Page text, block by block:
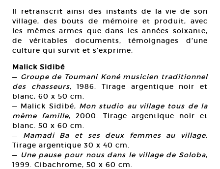
Il retranscrit ainsi des instants de la vie de son
village, des bouts de mémoire et produit, avec
les mêmes armes que dans les années soixante,
de véritables documents, témoignages d’une
culture qui survit et s’exprime.
Malick Sidibé
— Groupe de Toumani Koné musicien traditionnel
des chasseurs, 1986. Tirage argentique noir et
blanc, 60 x 50 cm.
— Malick Sidibé, Mon studio au village tous de la
même famille, 2000. Tirage argentique noir et
blanc. 50 x 60 cm.
— Mamadi Ba et ses deux femmes au village.
Tirage argentique 30 x 40 cm.
— Une pause pour nous dans le village de Soloba,
1999. Cibachrome, 50 x 60 cm.